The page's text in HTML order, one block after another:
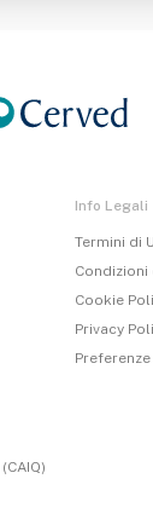
Info Legali
Termini di
Cookie
Privacy